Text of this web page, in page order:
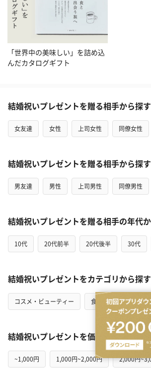
「世界中の美味しい」を詰め込
んだカタログギフト
結婚祝いプレゼントを贈る相手から探す
女友達 女性 上司女性 同僚女性
結婚祝いプレゼントを贈る相手から探す
男友達 男性 上司男性 同僚男性
結婚祝いプレゼントを贈る相手の年代
10代 20代前半 20代後半 30代
結婚祝いプレゼントをカテゴリから探す
コスメ・ビューティー 食品・スイーツ
結婚祝いプレゼントを価格帯から探す
~1,000円 1,000円~2,000円 2,000円